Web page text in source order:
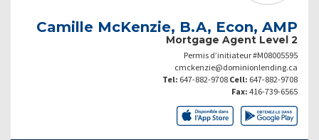
Camille McKenzie, B.A, Econ, AMP
Mortgage Agent Level 2
Permis d’initiateur #M08005595
cmckenzie@dominionlending.ca
Tel: 647-882-9708 Cell: 647-882-9708
Fax: 416-739-6565